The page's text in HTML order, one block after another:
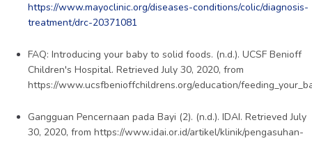
https://www.mayoclinic.org/diseases-conditions/colic/diagnosis-
treatment/drc-20371081
FAQ: Introducing your baby to solid foods. (n.d.). UCSF Benioff
Children's Hospital. Retrieved July 30, 2020, from
https://www.ucsfbenioffchildrens.org/education/
Gangguan Pencernaan pada Bayi (2). (n.d.). IDAI. Retrieved July
30, 2020, from https://www.idai.or.id/artikel/klinik/pengasuhan-